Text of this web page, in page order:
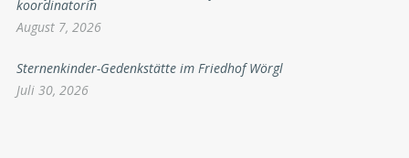
koordinatorin
August 7, 2026
Sternenkinder-Gedenkstätte im Friedhof Wörgl
Juli 30, 2026